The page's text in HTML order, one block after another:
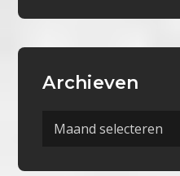
Archieven
Archieven